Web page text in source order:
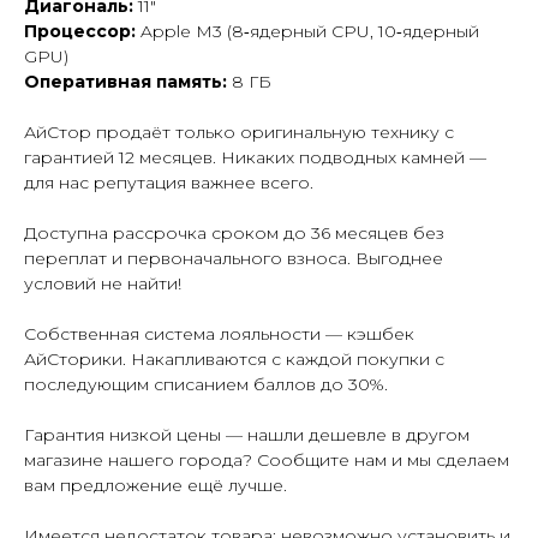
Диагональ:11"
Процессор: Apple M3 (8‑ядерный CPU, 10‑ядерный
GPU)
Оперативная память: 8 ГБ
АйСтор продаёт только оригинальную технику с
гарантией 12 месяцев. Никаких подводных камней —
для нас репутация важнее всего.
Доступна рассрочка сроком до 36 месяцев без
переплат и первоначального взноса. Выгоднее
условий не найти!
Собственная система лояльности — кэшбек
АйСторики. Накапливаются с каждой покупки с
последующим списанием баллов до 30%.
Гарантия низкой цены — нашли дешевле в другом
магазине нашего города? Сообщите нам и мы сделаем
вам предложение ещё лучше.